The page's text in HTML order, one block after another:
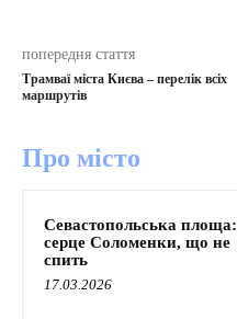
попередня стаття
Трамваї міста Києва – перелік всіх
маршрутів
Про місто
Севастопольська площа:
серце Соломенки, що не
спить
17.03.2026